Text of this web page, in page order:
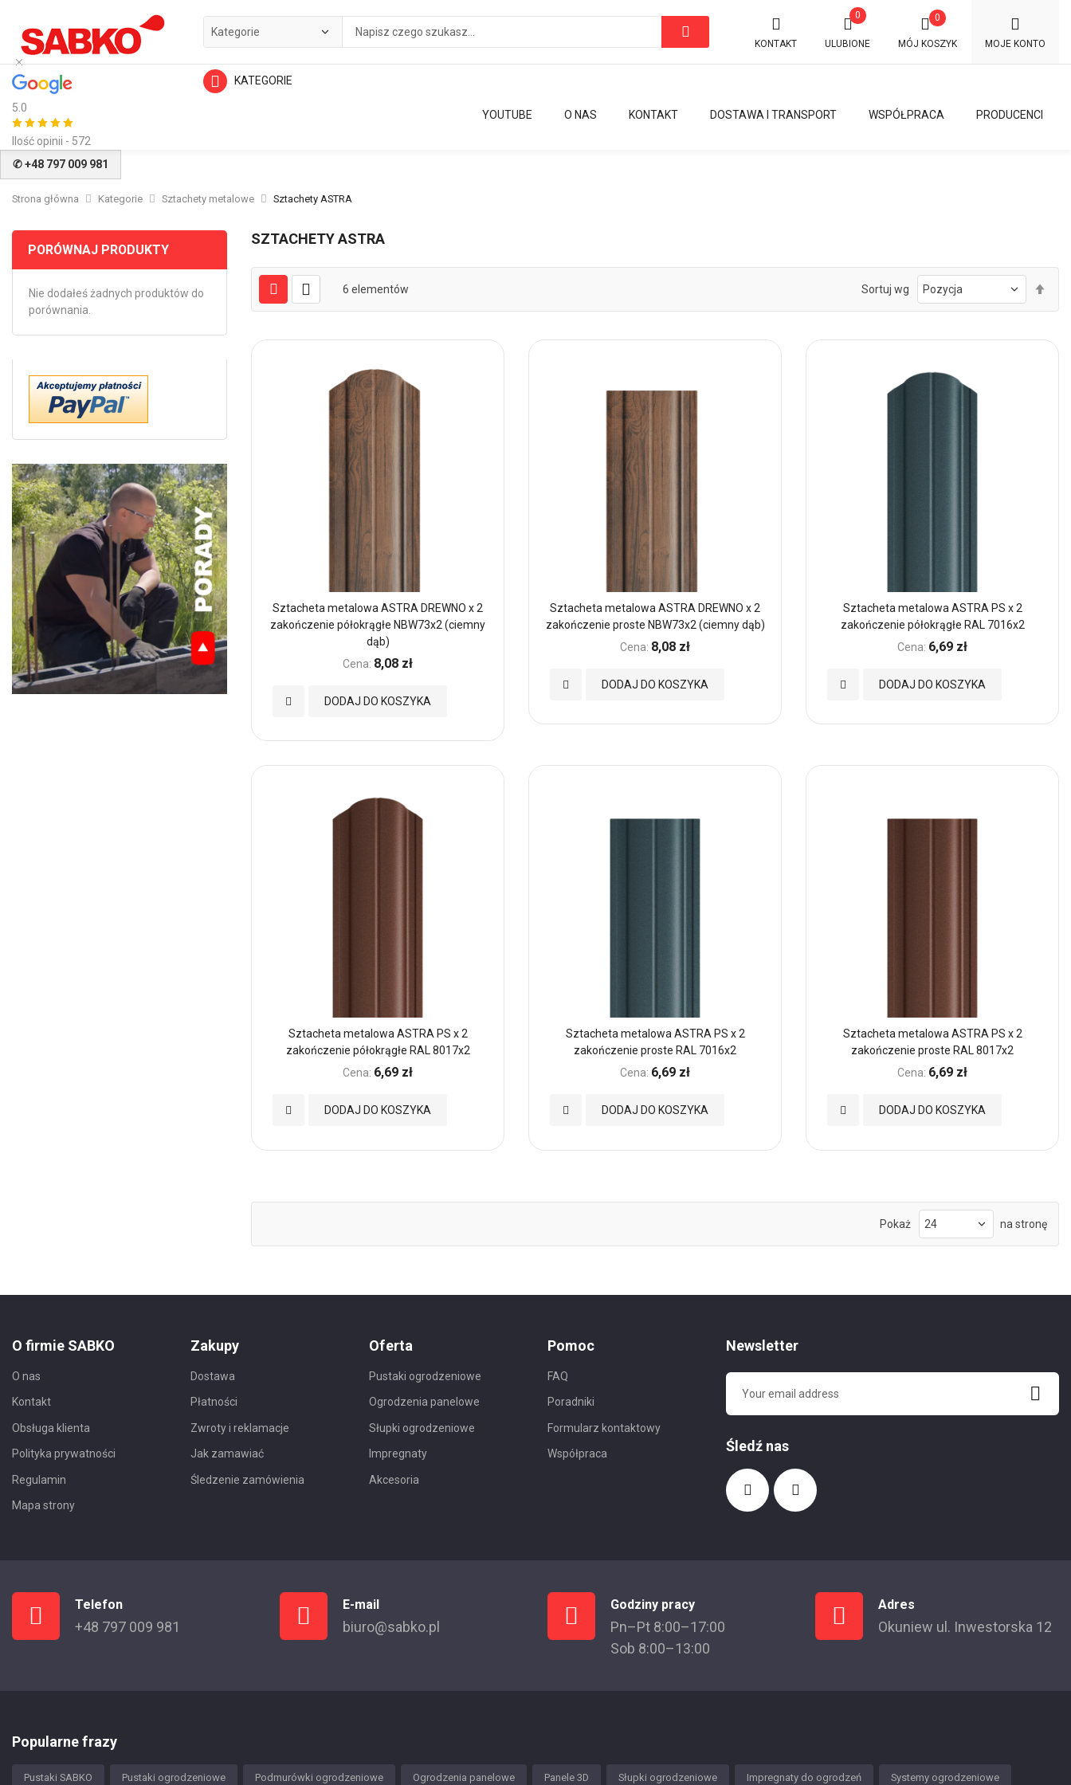
5.0
Ilość opinii - 572
KONTAKT
0
ULUBIONE MÓJ KOSZYK
0
MOJE KONTO
KATEGORIE
PRODUCENCI
WSPÓŁPRACA
DOSTAWA I TRANSPORT
KONTAKT
O NAS
YOUTUBE
✆ +48 797 009 981
Strona główna Kategorie Sztachety metalowe Sztachety ASTRA
SZTACHETY ASTRA
6 elementów Sortuj wg
Sztacheta metalowa ASTRA DREWNO x 2
zakończenie półokrągłe NBW73x2 (ciemny
dąb)
Cena: 8,08 zł
DODAJ DO KOSZYKA
Dodaj
Ulubionych
Sztacheta metalowa ASTRA DREWNO x 2
zakończenie proste NBW73x2 (ciemny dąb)
Cena: 8,08 zł
DODAJ DO KOSZYKA
Dodaj
Sztacheta metalowa ASTRA PS x 2
zakończenie półokrągłe RAL 7016x2
Cena: 6,69 zł
DODAJ DO KOSZYKA
Dodaj
Sztacheta metalowa ASTRA PS x 2
zakończenie półokrągłe RAL 8017x2
Cena: 6,69 zł
DODAJ DO KOSZYKA
Dodaj
Sztacheta metalowa ASTRA PS x 2
zakończenie proste RAL 7016x2
Cena: 6,69 zł
DODAJ DO KOSZYKA
Dodaj
Sztacheta metalowa ASTRA PS x 2
zakończenie proste RAL 8017x2
Cena: 6,69 zł
DODAJ DO KOSZYKA
Dodaj
Pokaż na stronę
PORÓWNAJ PRODUKTY
Nie dodałeś żadnych produktów do
porównania.
O firmie SABKO
O nas
Kontakt
Obsługa klienta
Polityka prywatności
Regulamin
Mapa strony
Zakupy
Dostawa
Płatności
Zwroty i reklamacje
Jak zamawiać
Śledzenie zamówienia
Oferta
Pustaki ogrodzeniowe
Ogrodzenia panelowe
Słupki ogrodzeniowe
Impregnaty
Akcesoria
Pomoc
FAQ
Poradniki
Formularz kontaktowy
Współpraca
Newsletter
Śledź nas
Telefon
+48 797 009 981
E-mail
biuro@sabko.pl
Godziny pracy
Pn–Pt 8:00–17:00
Sob 8:00–13:00
Adres
Okuniew ul. Inwestorska 12
Popularne frazy
Pustaki SABKO Pustaki ogrodzeniowe Podmurówki ogrodzeniowe Ogrodzenia panelowe Panele 3D Słupki ogrodzeniowe Impregnaty do ogrodzeń Systemy ogrodzeniowe